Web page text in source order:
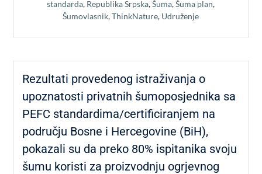
standarda, Republika Srpska,Šuma,Šuma plan,
Šumovlasnik,ThinkNature, Udruženje
Rezultati provedenog istraživanja o
upoznatosti privatnih šumoposjednika sa
PEFC standardima/certificiranjem na
području Bosne i Hercegovine (BiH),
pokazali su da preko 80% ispitanika svoju
šumu koristi za proizvodnju ogrjevnog